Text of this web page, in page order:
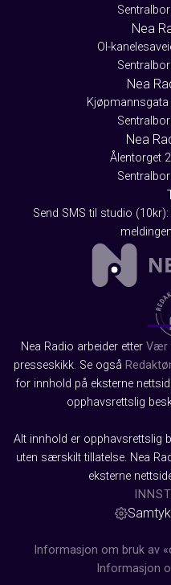
Nea
Ol-
Nea
Kjøpmannsgata
Nea
Ålentorget
Send SMS til studio
Nea Radio arbeider etter Vær
presseskikk. Se også
for innhold på eksterne
opphavsrettslig
Alt innhold er opphavsrettslig
uten særskilt tillatelse. Nea
eksterne
Informasjon om bruk av
Informasjon